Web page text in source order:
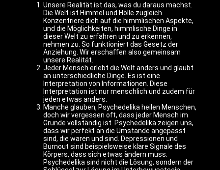
Unsere Realität ist das, was du daraus machst.
Die Welt ist Himmel und Hölle zugleich.
Konzentriere dich auf die himmlischen Aspekte,
und die Möglichkeiten, himmlische Dinge in
dieser Welt zu erfahren und zu erkennen,
nehmen zu. So funktioniert das Gesetz der
Anziehung. Wir erschaffen also gemeinsam
unsere Realität.
Jeder Mensch erlebt die Welt anders und glaubt
an unterschiedliche Dinge. Es ist eine
Interpretation von Informationen. Diese
Interpretation ist nur menschlich und zudem für
jeden etwas anders.
Manche glauben, Psychedelika heilen Menschen,
doch wir vergessen oft, dass jeder Mensch im
Grunde vollständig ist. Psychedelika zeigen uns,
dass wir perfekt an die Umstände angepasst
sind, die waren und sind. Depressionen und
Burnout sind beispielsweise klare Signale des
Körpers, dass sich etwas ändern muss.
Psychedelika sind nicht die Lösung, sondern der